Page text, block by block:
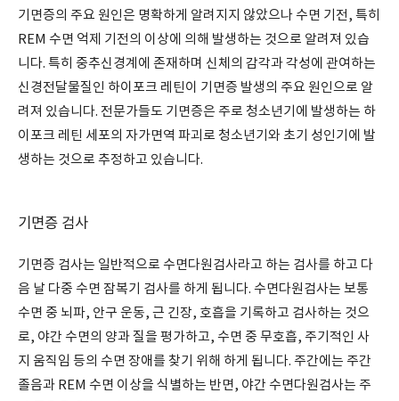
기면증의 주요 원인은 명확하게 알려지지 않았으나 수면 기전, 특히
REM 수면 억제 기전의 이상에 의해 발생하는 것으로 알려져 있습
니다. 특히 중추신경계에 존재하며 신체의 감각과 각성에 관여하는
신경전달물질인 하이포크 레틴이 기면증 발생의 주요 원인으로 알
려져 있습니다. 전문가들도 기면증은 주로 청소년기에 발생하는 하
이포크 레틴 세포의 자가면역 파괴로 청소년기와 초기 성인기에 발
생하는 것으로 추정하고 있습니다.
기면증 검사
기면증 검사는 일반적으로 수면다원검사라고 하는 검사를 하고 다
음 날 다중 수면 잠복기 검사를 하게 됩니다. 수면다원검사는 보통
수면 중 뇌파, 안구 운동, 근 긴장, 호흡을 기록하고 검사하는 것으
로, 야간 수면의 양과 질을 평가하고, 수면 중 무호흡, 주기적인 사
지 움직임 등의 수면 장애를 찾기 위해 하게 됩니다. 주간에는 주간
졸음과 REM 수면 이상을 식별하는 반면, 야간 수면다원검사는 주